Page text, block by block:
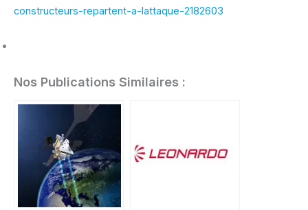
constructeurs-repartent-a-lattaque-2182603
Nos Publications Similaires :